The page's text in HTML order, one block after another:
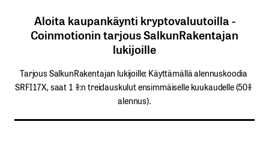
Aloita kaupankäynti kryptovaluutoilla -
Coinmotionin tarjous SalkunRakentajan
lukijoille
Tarjous SalkunRakentajan lukijoille: Käyttämällä​ ​alennuskoodia​ ​
SRFI17X,​ ​saat​ ​1 %:n treidauskulut​ ​ensimmäiselle​ ​kuukaudelle​ ​(50%​ ​
alennus).